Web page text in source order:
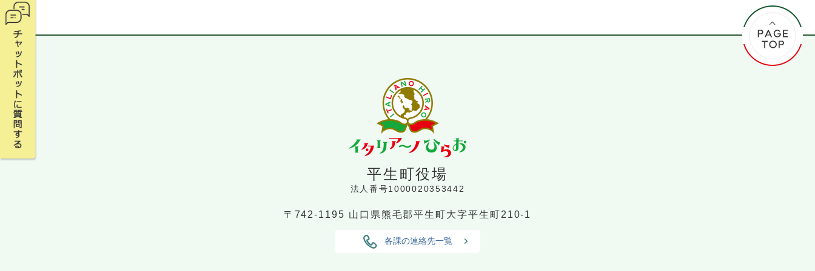
平生町役場
法人番号1000020353442
〒742-1195 山口県熊毛郡平生町大字平生町210-1
各課の連絡先一覧